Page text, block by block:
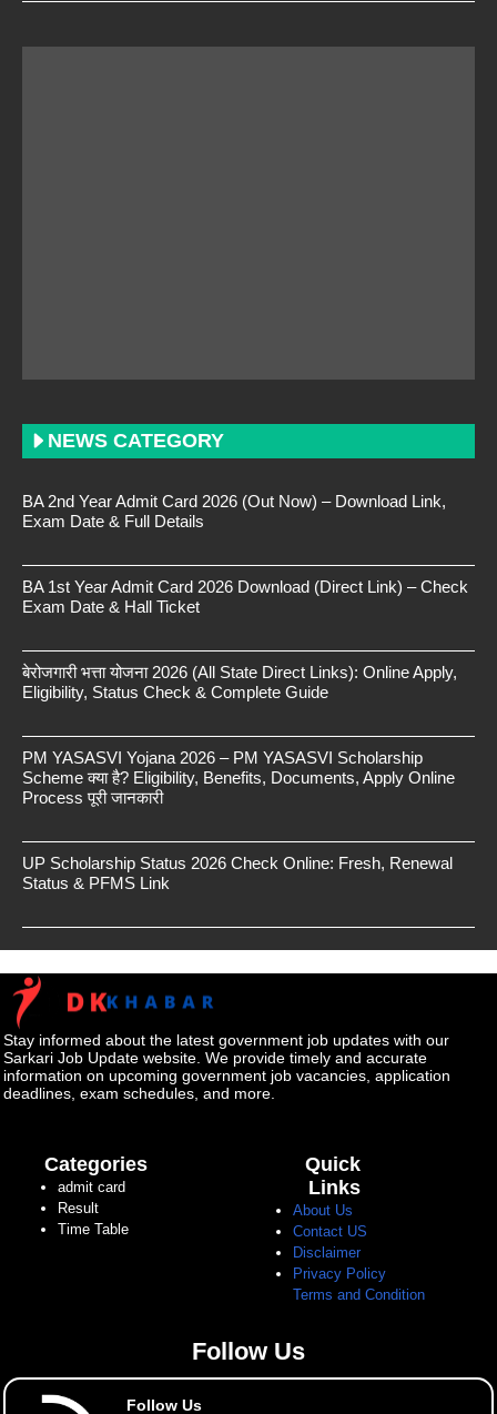
NEWS CATEGORY
BA 2nd Year Admit Card 2026 (Out Now) – Download Link,
Exam Date & Full Details
BA 1st Year Admit Card 2026 Download (Direct Link) – Check
Exam Date & Hall Ticket
बेरोजगारी भत्ता योजना 2026 (All State Direct Links): Online Apply,
Eligibility, Status Check & Complete Guide
PM YASASVI Yojana 2026 – PM YASASVI Scholarship
Scheme क्या है? Eligibility, Benefits, Documents, Apply Online
Process पूरी जानकारी
UP Scholarship Status 2026 Check Online: Fresh, Renewal
Status & PFMS Link
Stay informed about the latest government job updates with our
Sarkari Job Update website. We provide timely and accurate
information on upcoming government job vacancies, application
deadlines, exam schedules, and more.
Categories
admit card
Result
Time Table
Quick
Links
About Us
Contact US
Disclaimer
Privacy Policy
Terms and Condition
Follow Us
Follow Us